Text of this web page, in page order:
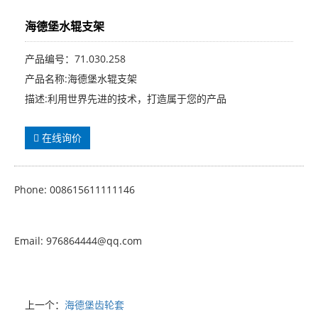
海德堡水辊支架
产品编号：71.030.258
产品名称:海德堡水辊支架
描述:利用世界先进的技术，打造属于您的产品
在线询价
Phone: 008615611111146
Email: 976864444@qq.com
上一个： 海德堡齿轮套